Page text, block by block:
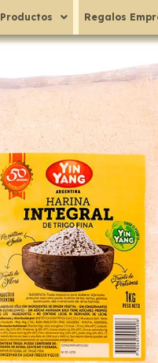
Productos Regalos